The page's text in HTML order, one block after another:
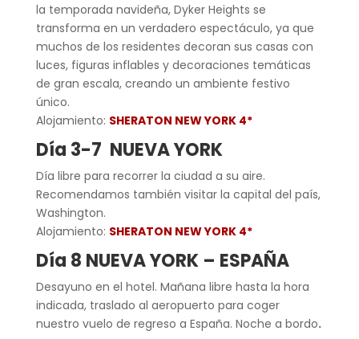
la temporada navideña, Dyker Heights se
transforma en un verdadero espectáculo, ya que
muchos de los residentes decoran sus casas con
luces, figuras inflables y decoraciones temáticas
de gran escala, creando un ambiente festivo
único.
Alojamiento: SHERATON NEW YORK 4*
Día 3-7 NUEVA YORK
Día libre para recorrer la ciudad a su aire.
Recomendamos también visitar la capital del país,
Washington.
Alojamiento: SHERATON NEW YORK 4*
Día 8 NUEVA YORK – ESPAÑA
Desayuno en el hotel. Mañana libre hasta la hora
indicada, traslado al aeropuerto para coger
nuestro vuelo de regreso a España. Noche a bordo.